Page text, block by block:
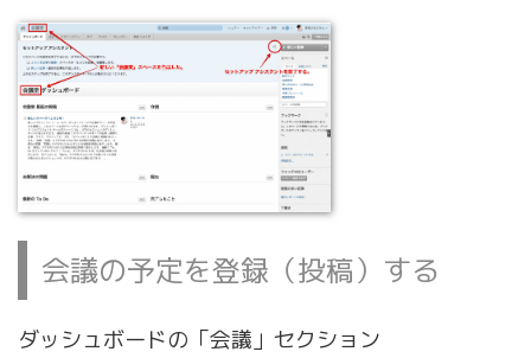
会議の予定を登録（投稿）する
ダッシュボードの「会議」セクション